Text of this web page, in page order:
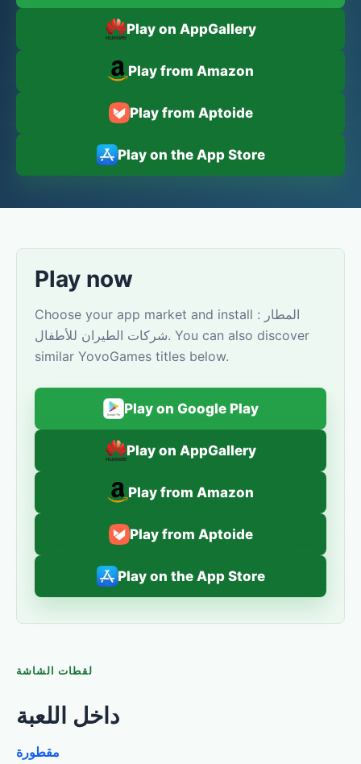
Play on AppGallery
Play from Amazon
Play from Aptoide
Play on the App Store
Play now
Choose your app market and install المطار :
شركات الطيران للأطفال. You can also discover
similar YovoGames titles below.
Play on Google Play
Play on AppGallery
Play from Amazon
Play from Aptoide
Play on the App Store
لقطات الشاشة
داخل اللعبة
مقطورة